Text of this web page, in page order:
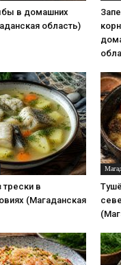
в домашних
область)
в
(Магаданская